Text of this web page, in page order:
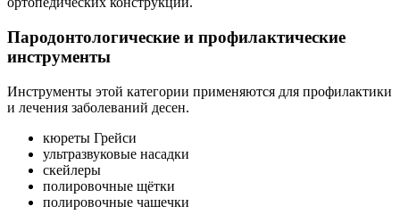
Пародонтологические и профилактические
инструменты
Инструменты этой категории применяются для профилактики
и лечения заболеваний десен.
кюреты Грейси
ультразвуковые насадки
скейлеры
полировочные щётки
полировочные чашечки